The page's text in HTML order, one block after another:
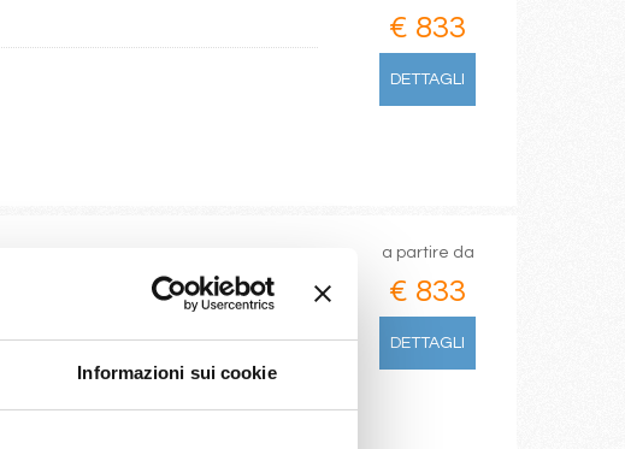
Informazioni sui cookie
€ 833
DETTAGLI
a partire da
€ 833
DETTAGLI